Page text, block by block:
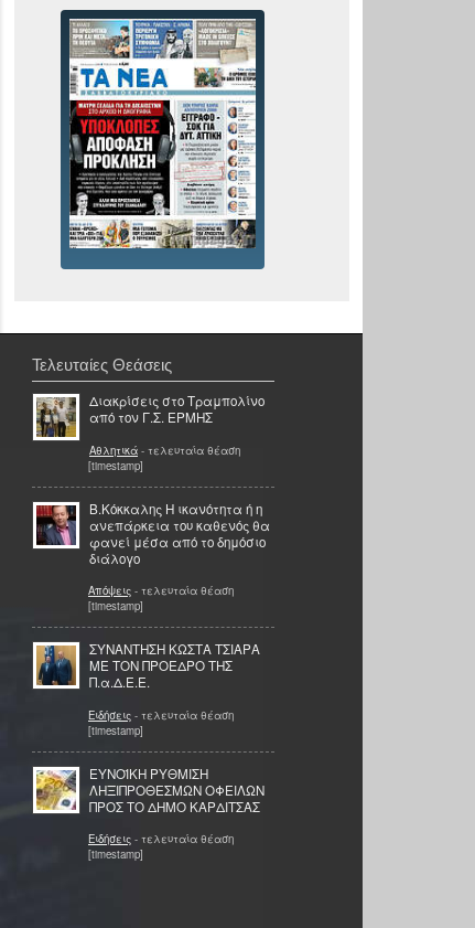
Τελευταίες Θεάσεις
Διακρίσεις στο Τραμπολίνο
από τον Γ.Σ. ΕΡΜΗΣ
Αθλητικά - τελευταία θέαση
[timestamp]
Β.Κόκκαλης Η ικανότητα ή η
ανεπάρκεια του καθενός θα
φανεί μέσα από το δημόσιο
διάλογο
Απόψεις - τελευταία θέαση
[timestamp]
ΣΥΝΑΝΤΗΣΗ ΚΩΣΤΑ ΤΣΙΑΡΑ
ΜΕ ΤΟΝ ΠΡΟΕΔΡΟ ΤΗΣ
Π.α.Δ.Ε.Ε.
Ειδήσεις - τελευταία θέαση
[timestamp]
ΕΥΝΟΪΚΗ ΡΥΘΜΙΣΗ
ΛΗΞΙΠΡΟΘΕΣΜΩΝ ΟΦΕΙΛΩΝ
ΠΡΟΣ ΤΟ ΔΗΜΟ ΚΑΡΔΙΤΣΑΣ
Ειδήσεις - τελευταία θέαση
[timestamp]